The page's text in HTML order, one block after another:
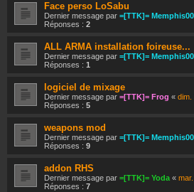
Face perso LoSabu
Dernier message par =[TTK]=
Réponses : 2
ALL ARMA installation foireuse...
Dernier message par =[TTK]=
Réponses : 1
logiciel de mixage
Dernier message par =[TTK]= Frog « dim.
Réponses : 5
weapons mod
Dernier message par =[TTK]=
Réponses : 9
addon RHS
Dernier message par =[TTK]= Yoda «
Réponses : 7